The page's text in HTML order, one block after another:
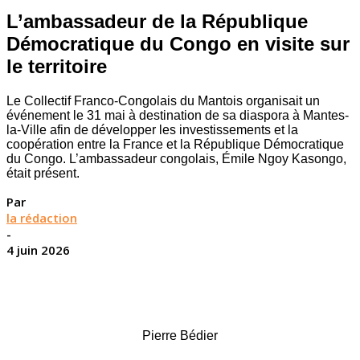
L’ambassadeur de la République
Démocratique du Congo en visite sur
le territoire
Le Collectif Franco-Congolais du Mantois organisait un
événement le 31 mai à destination de sa diaspora à Mantes-
la-Ville afin de développer les investissements et la
coopération entre la France et la République Démocratique
du Congo. L’ambassadeur congolais, Émile Ngoy Kasongo,
était présent.
Par
la rédaction
-
4 juin 2026
Pierre Bédier